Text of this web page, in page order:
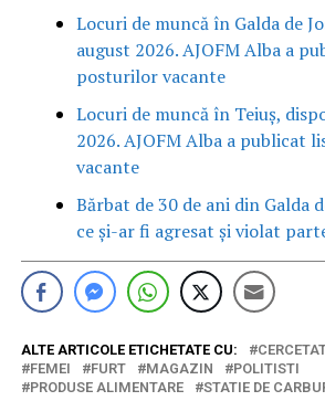
Locuri de muncă în Galda de
august 2026. AJOFM Alba a
posturilor vacante
Locuri de muncă în Teiuș,
2026. AJOFM Alba a publicat
vacante
Bărbat de 30 de ani din Galda
ce și-ar fi agresat și violat
ALTE ARTICOLE ETICHETATE CU:
FEMEI
FURT MAGAZIN
POLITISTI
PRODUSE ALIMENTARE
STATIE DE